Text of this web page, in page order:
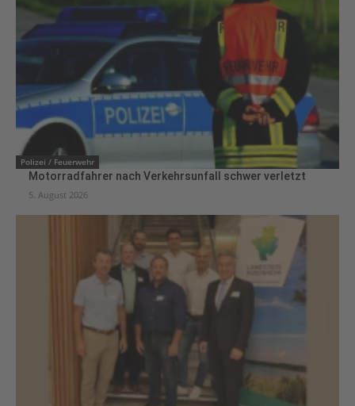
Polizei / Feuerwehr
Motorradfahrer nach Verkehrsunfall schwer verletzt
5. August 2026